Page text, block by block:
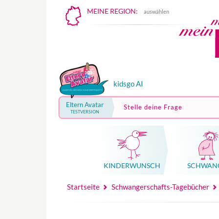
MEINE REGION: auswählen
kidsgo AI
Eltern Avatar
TESTVERSION
Stelle deine Frage
KINDER­WUNSCH
Startseite Schwangerschafts-Tagebücher